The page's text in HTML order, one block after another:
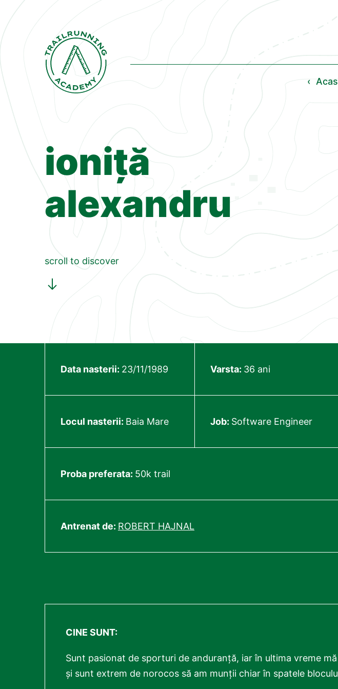
‹
ioniță
alexandru
scroll to discover
Data nasterii: 23/11/1989 Varsta: 36 ani
Locul nasterii: Baia Mare Job: Software Engineer
Proba preferata: 50k trail
Antrenat de: ROBERT HAJNAL
CINE SUNT:
Sunt pasionat de sporturi de anduranță, iar în ultima vreme
și sunt extrem de norocos să am munții chiar în spatele